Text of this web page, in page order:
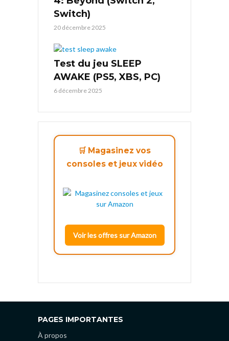
Switch)
20 décembre 2025
Test du jeu SLEEP
AWAKE (PS5, XBS, PC)
6 décembre 2025
🛒 Magasinez vos
consoles et jeux vidéo
Voir les offres sur Amazon
PAGES IMPORTANTES
À propos